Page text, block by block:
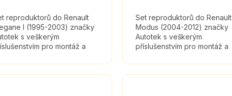
reproduktorů do Renault
I (1995-2003) značky
s veškerým
pro montáž a
zefektivní zvuk
Set reproduktorů do Renault
Modus (2004-2012) značky
Autotek s veškerým
příslušenstvím pro montáž a
maximálně zefektivní zvuk
reproduktorů.